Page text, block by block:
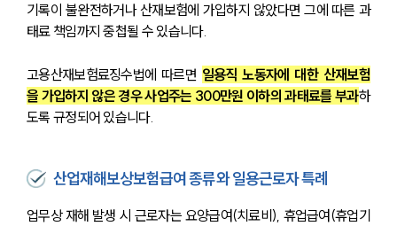
기록이 불완전하거나 산재보험에 가입하지 않았다면 그에 따른 과
태료 책임까지 중첩될 수 있습니다.
고용산재보험료징수법에 따르면 일용직 노동자에 대한 산재보험
을 가입하지 않은 경우 사업주는 300만원 이하의 과태료를 부과하
도록 규정되어 있습니다.
산업재해보상보험급여 종류와 일용근로자 특례
업무상 재해 발생 시 근로자는 요양급여(치료비), 휴업급여(휴업기